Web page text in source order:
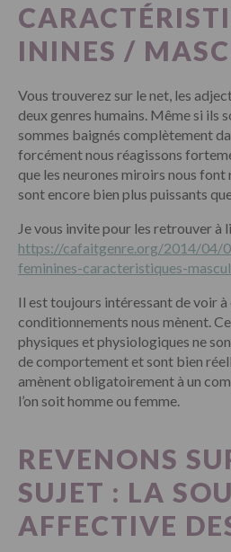
ININES /
Vous trouverez sur le net, les
deux genres humains. Même si ils
sommes baignés complètement
forcément nous réagissons
que les neurones miroirs nous
sont encore bien plus puissants
Je vous invite pour les retrouver à
https://cafaitgenre.org/2014/04/
feminines-caracteristiques-
Il est toujours intéressant de voir
conditionnements nous mènent.
physiques et physiologiques ne
de comportement et sont bien
amènent obligatoirement à un
l’on soit homme ou femme.
REVENONS
SUJET : LA
AFFECTIVE